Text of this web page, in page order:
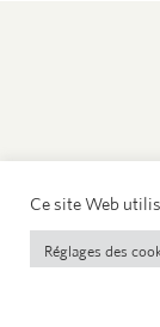
Ce site Web
Réglages des